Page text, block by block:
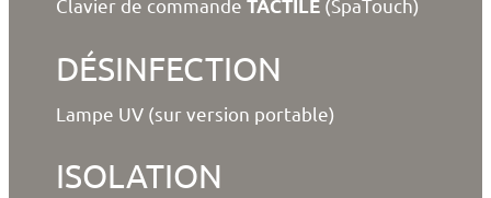
Clavier de commandeTACTILE (SpaTouch)
DÉSINFECTION
Lampe UV (sur version portable)
ISOLATION